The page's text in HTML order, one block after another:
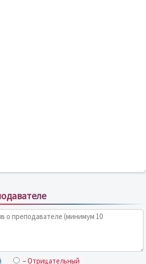
– Отрицательный